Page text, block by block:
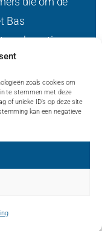
zoals cookies om
te stemmen met deze
of unieke ID's op deze site
kan een negatieve
Bas
tip op
om en zal